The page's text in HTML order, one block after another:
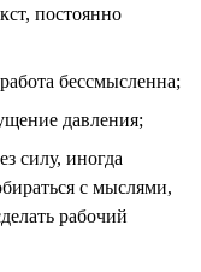
постоянно
бессмысленна;
давления;
силу, иногда
с мыслями,
рабочий